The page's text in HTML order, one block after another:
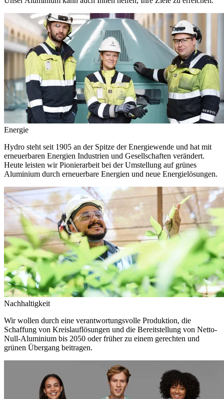
Energie
Hydro steht seit 1905 an der Spitze der Energiewende und hat mit
erneuerbaren Energien Industrien und Gesellschaften verändert.
Heute leisten wir Pionierarbeit bei der Umstellung auf grünes
Aluminium durch erneuerbare Energien und neue Energielösungen.
Nachhaltigkeit
Wir wollen durch eine verantwortungsvolle Produktion, die
Schaffung von Kreislauflösungen und die Bereitstellung von Netto-
Null-Aluminium bis 2050 oder früher zu einem gerechten und
grünen Übergang beitragen.